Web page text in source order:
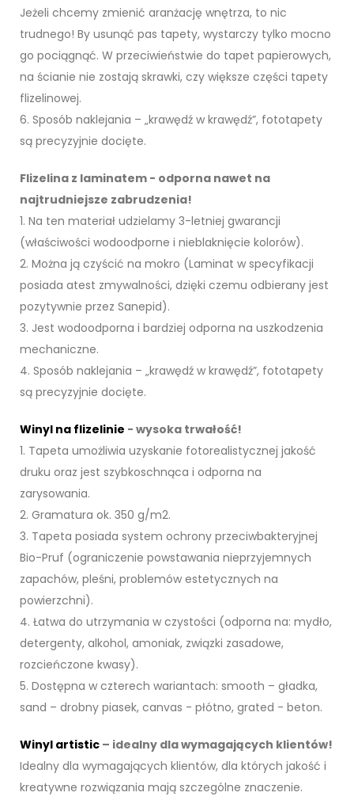
Jeżeli chcemy zmienić aranżację wnętrza, to nic
trudnego! By usunąć pas tapety, wystarczy tylko mocno
go pociągnąć. W przeciwieństwie do tapet papierowych,
na ścianie nie zostają skrawki, czy większe części tapety
flizelinowej.
6. Sposób naklejania – „krawędź w krawędź”, fototapety
są precyzyjnie docięte.
Flizelina z laminatem - odporna nawet na
najtrudniejsze zabrudzenia!
1. Na ten materiał udzielamy 3-letniej gwarancji
(właściwości wodoodporne i nieblaknięcie kolorów).
2. Można ją czyścić na mokro (Laminat w specyfikacji
posiada atest zmywalności, dzięki czemu odbierany jest
pozytywnie przez Sanepid).
3. Jest wodoodporna i bardziej odporna na uszkodzenia
mechaniczne.
4. Sposób naklejania – „krawędź w krawędź”, fototapety
są precyzyjnie docięte.
Winyl na flizelinie - wysoka trwałość!
1. Tapeta umożliwia uzyskanie fotorealistycznej jakość
druku oraz jest szybkoschnąca i odporna na
zarysowania.
2. Gramatura ok. 350 g/m2.
3. Tapeta posiada system ochrony przeciwbakteryjnej
Bio-Pruf (ograniczenie powstawania nieprzyjemnych
zapachów, pleśni, problemów estetycznych na
powierzchni).
4. Łatwa do utrzymania w czystości (odporna na: mydło,
detergenty, alkohol, amoniak, związki zasadowe,
rozcieńczone kwasy).
5. Dostępna w czterech wariantach: smooth – gładka,
sand – drobny piasek, canvas - płótno, grated - beton.
Winyl artistic – idealny dla wymagających klientów!
Idealny dla wymagających klientów, dla których jakość i
kreatywne rozwiązania mają szczególne znaczenie.